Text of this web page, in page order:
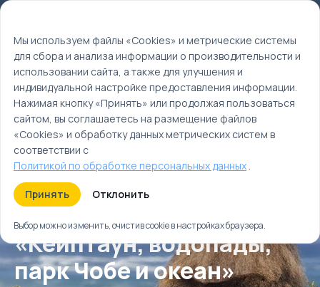
Главная
Туры
Новогодний тур «Кейптаун, водопады, парк Чобе и
океан»
Новогодний тур
«Кейптаун, водопады,
парк Чобе и океан»
Мы используем файлы «Cookies» и метрические системы
для сбора и анализа информации о производительности и
использовании сайта, а также для улучшения и
индивидуальной настройке предоставления информации.
Нажимая кнопку «Принять» или продолжая пользоваться
сайтом, вы соглашаетесь на размещение файлов
«Cookies» и обработку данных метрических систем в
соответствии с
Политикой по обработке персональных данных.
Принять Отклонить
Выбор можно изменить, очистив cookie в настройках браузера.